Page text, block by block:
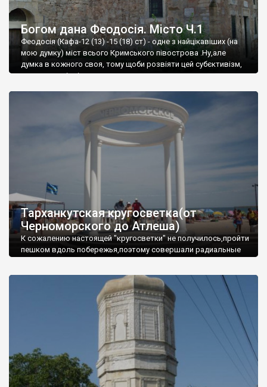
Богом дана Феодосія. Місто Ч.1
Феодосія (Кафа-12 (13) -15 (18) ст) - одне з найцікавіших (на
мою думку) міст всього Кримського півострова .Ну,але
думка в кожного своя, тому щоби розвіяти цей субєктивізм,
запрошую відвідати це
Тарханкутская кругосветка(от
Черноморского до Атлеша)
К сожалению настоящей "кругосветки" не получилось,пройти
пешком вдоль побережья,поэтому совершали радиальные